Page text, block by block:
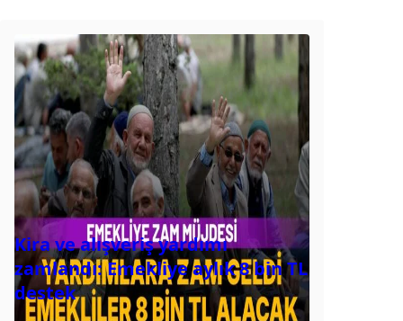
Kira ve alışveriş yardımı
zamlandı: Emekliye aylık 8 bin TL
destek